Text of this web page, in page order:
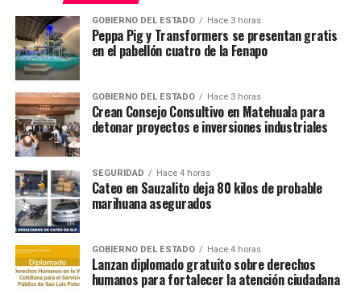
GOBIERNO DEL ESTADO Hace 3 horas
Peppa Pig y Transformers se presentan gratis
en el pabellón cuatro de la Fenapo
GOBIERNO DEL ESTADO Hace 3 horas
Crean Consejo Consultivo en Matehuala para
detonar proyectos e inversiones industriales
SEGURIDAD Hace 4 horas
Cateo en Sauzalito deja 80 kilos de probable
marihuana asegurados
GOBIERNO DEL ESTADO Hace 4 horas
Lanzan diplomado gratuito sobre derechos
humanos para fortalecer la atención ciudadana